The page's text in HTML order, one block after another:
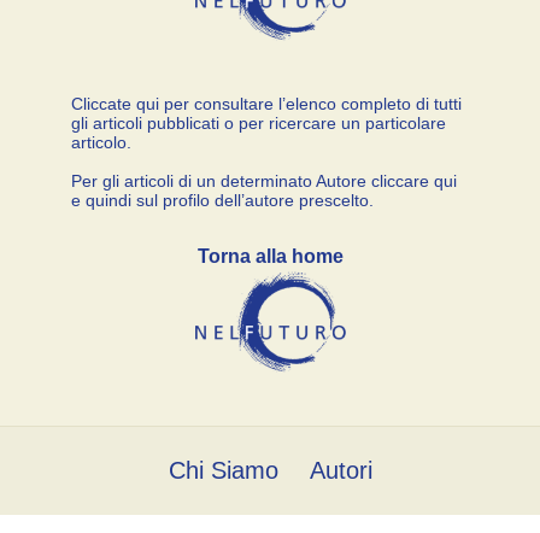
Cliccate qui per consultare l’elenco completo di tutti
gli articoli pubblicati o per ricercare un particolare
articolo.
Per gli articoli di un determinato Autore cliccare qui
e quindi sul profilo dell’autore prescelto.
Torna alla home
Chi Siamo Autori